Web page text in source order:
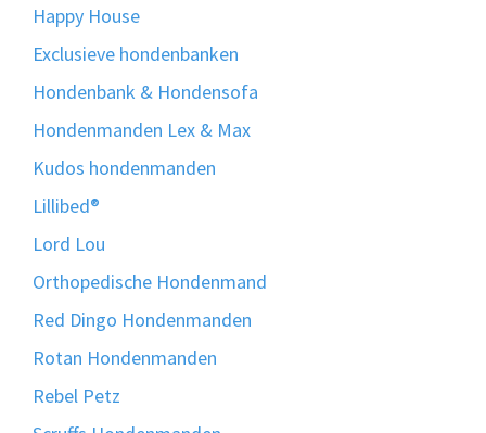
Happy House
Exclusieve hondenbanken
Hondenbank & Hondensofa
Hondenmanden Lex & Max
Kudos hondenmanden
Lillibed®
Lord Lou
Orthopedische Hondenmand
Red Dingo Hondenmanden
Rotan Hondenmanden
Rebel Petz